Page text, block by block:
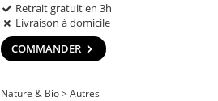
Retrait gratuit en 3h
Livraison à domicile
COMMANDER
Nature & Bio > Autres